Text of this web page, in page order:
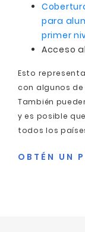
para
primer
Acceso
Esto
con algunos
También
y es posible
todos los
OBTÉN UN